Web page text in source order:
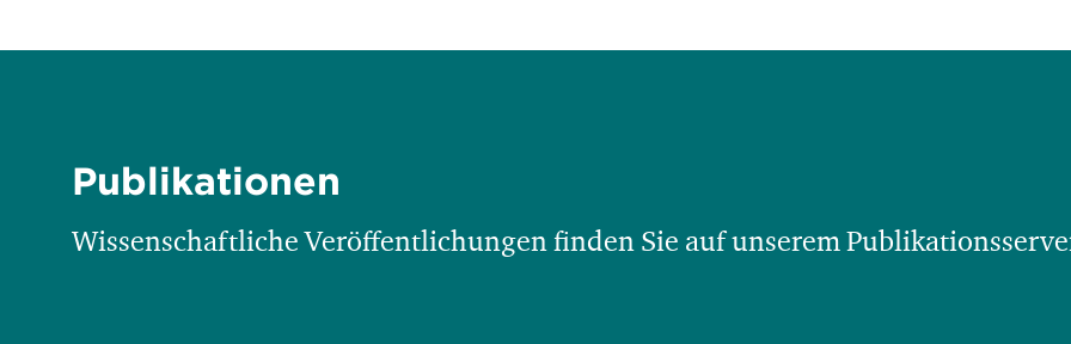
Publikationen
Wissenschaftliche Veröffentlichungen finden Sie auf unserem